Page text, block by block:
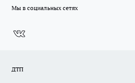
Мы в социальных сетях
ДТП